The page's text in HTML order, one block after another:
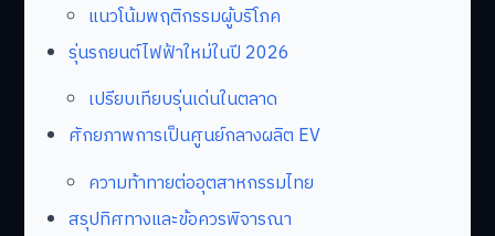
แนวโน้มพฤติกรรมผู้บริโภค
รุ่นรถยนต์ไฟฟ้าใหม่ในปี 2026
เปรียบเทียบรุ่นเด่นในตลาด
ศักยภาพการเป็นศูนย์กลางผลิต EV
ความท้าทายต่ออุตสาหกรรมไทย
สรุปทิศทางและข้อควรพิจารณา